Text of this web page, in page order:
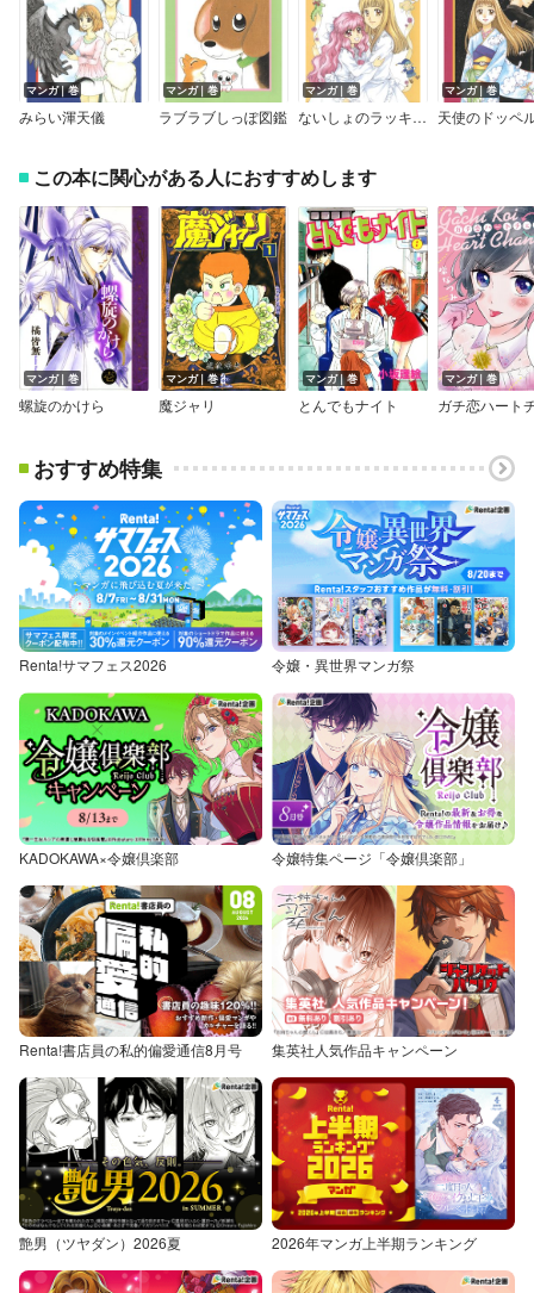
マンガ｜巻
みらい渾天儀
マンガ｜巻
ラブラブしっぽ図鑑
マンガ｜巻
ないしょのラッキードール
マンガ｜巻
この本に関心がある人におすすめします
マンガ｜巻
螺旋のかけら
マンガ｜巻
魔ジャリ
マンガ｜巻
とんでもナイト
マンガ｜巻
おすすめ特集
Renta!サマフェス2026 令嬢・異世界マンガ祭
KADOKAWA×令嬢倶楽部 令嬢特集ページ「令嬢倶楽部」
Renta!書店員の私的偏愛通信8月号 集英社人気作品キャンペーン
艶男（ツヤダン）2026夏 2026年マンガ上半期ランキング